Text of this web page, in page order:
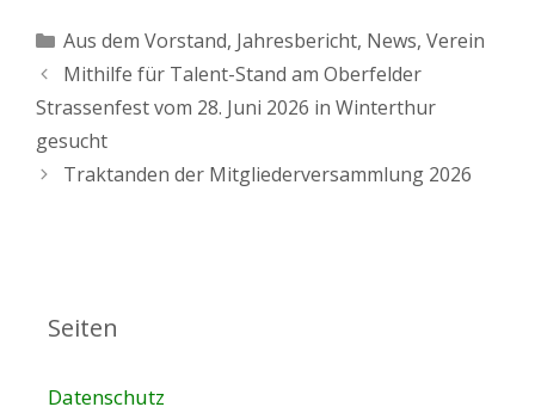
Kategorien
Aus dem Vorstand, Jahresbericht, News, Verein
Mithilfe für Talent-Stand am Oberfelder
Strassenfest vom 28. Juni 2026 in Winterthur
gesucht
Traktanden der Mitgliederversammlung 2026
Seiten
Datenschutz